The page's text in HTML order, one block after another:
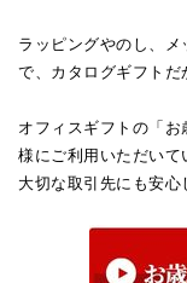
ラッピングやのし、
で、カタログギフトだ
オフィスギフトの「
様にご利用いただい
大切な取引先にも安心